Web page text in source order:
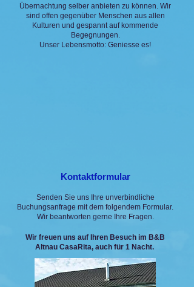
Übernachtung selber anbieten zu können. Wir
sind offen gegenüber Menschen aus allen
Kulturen und gespannt auf kommende
Begegnungen.
Unser Lebensmotto: Geniesse es!
Kontaktformular
Senden Sie uns Ihre unverbindliche
Buchungsanfrage mit dem folgendem Formular.
Wir beantworten gerne Ihre Fragen.
Wir freuen uns auf Ihren Besuch im B&B
Altnau CasaRita, auch für 1 Nacht.